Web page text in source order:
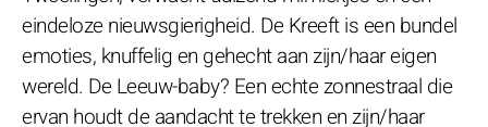
eindeloze nieuwsgierigheid. De Kreeft is een bundel
emoties, knuffelig en gehecht aan zijn/haar eigen
wereld. De Leeuw-baby? Een echte zonnestraal die
ervan houdt de aandacht te trekken en zijn/haar